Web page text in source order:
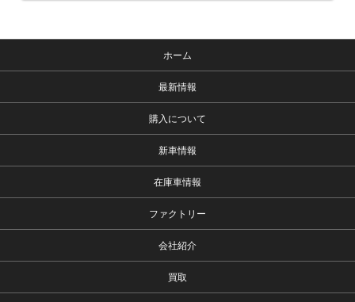
ホーム
最新情報
購入について
新車情報
在庫車情報
ファクトリー
会社紹介
買取